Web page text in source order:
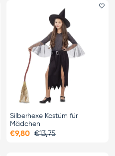
Favorit hinzufügen
Silberhexe Kostüm für
Mädchen
€9,80 €13,75